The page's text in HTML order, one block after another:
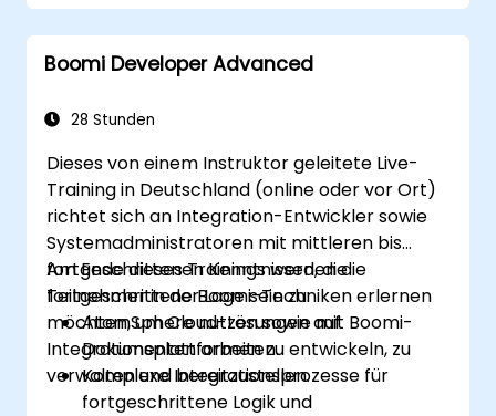
mithilfe von Boomi konzipiert, erstellt und
implementiert.
Das Dashboard sowie die
Überwachung von Anwendungen
Konfigurationen und Bereitstellungen für
Atom, Molecule sowie Atom Cloud zu
verwalten.
Webdienste sowie API-Integrationen und
-Verwaltung mit Boomi zu ermöglichen.
Boomi Developer Advanced
28 Stunden
Dieses von einem Instruktor geleitete Live-
Training in Deutschland (online oder vor Ort)
richtet sich an Integration-Entwickler sowie
Systemadministratoren mit mittleren bis
fortgeschrittenen Kenntnissen, die
fortgeschrittene Boomi-Techniken erlernen
möchten, um Cloud-Lösungen auf
Integrationsplattformen zu entwickeln, zu
verwalten und bereitzustellen.
Am Ende dieses Trainings werden die
Teilnehmer in der Lage sein zu:
AtomSphere nutzen sowie mit Boomi-
Dokumenten arbeiten.
Komplexe Integrationsprozesse für
fortgeschrittene Logik und